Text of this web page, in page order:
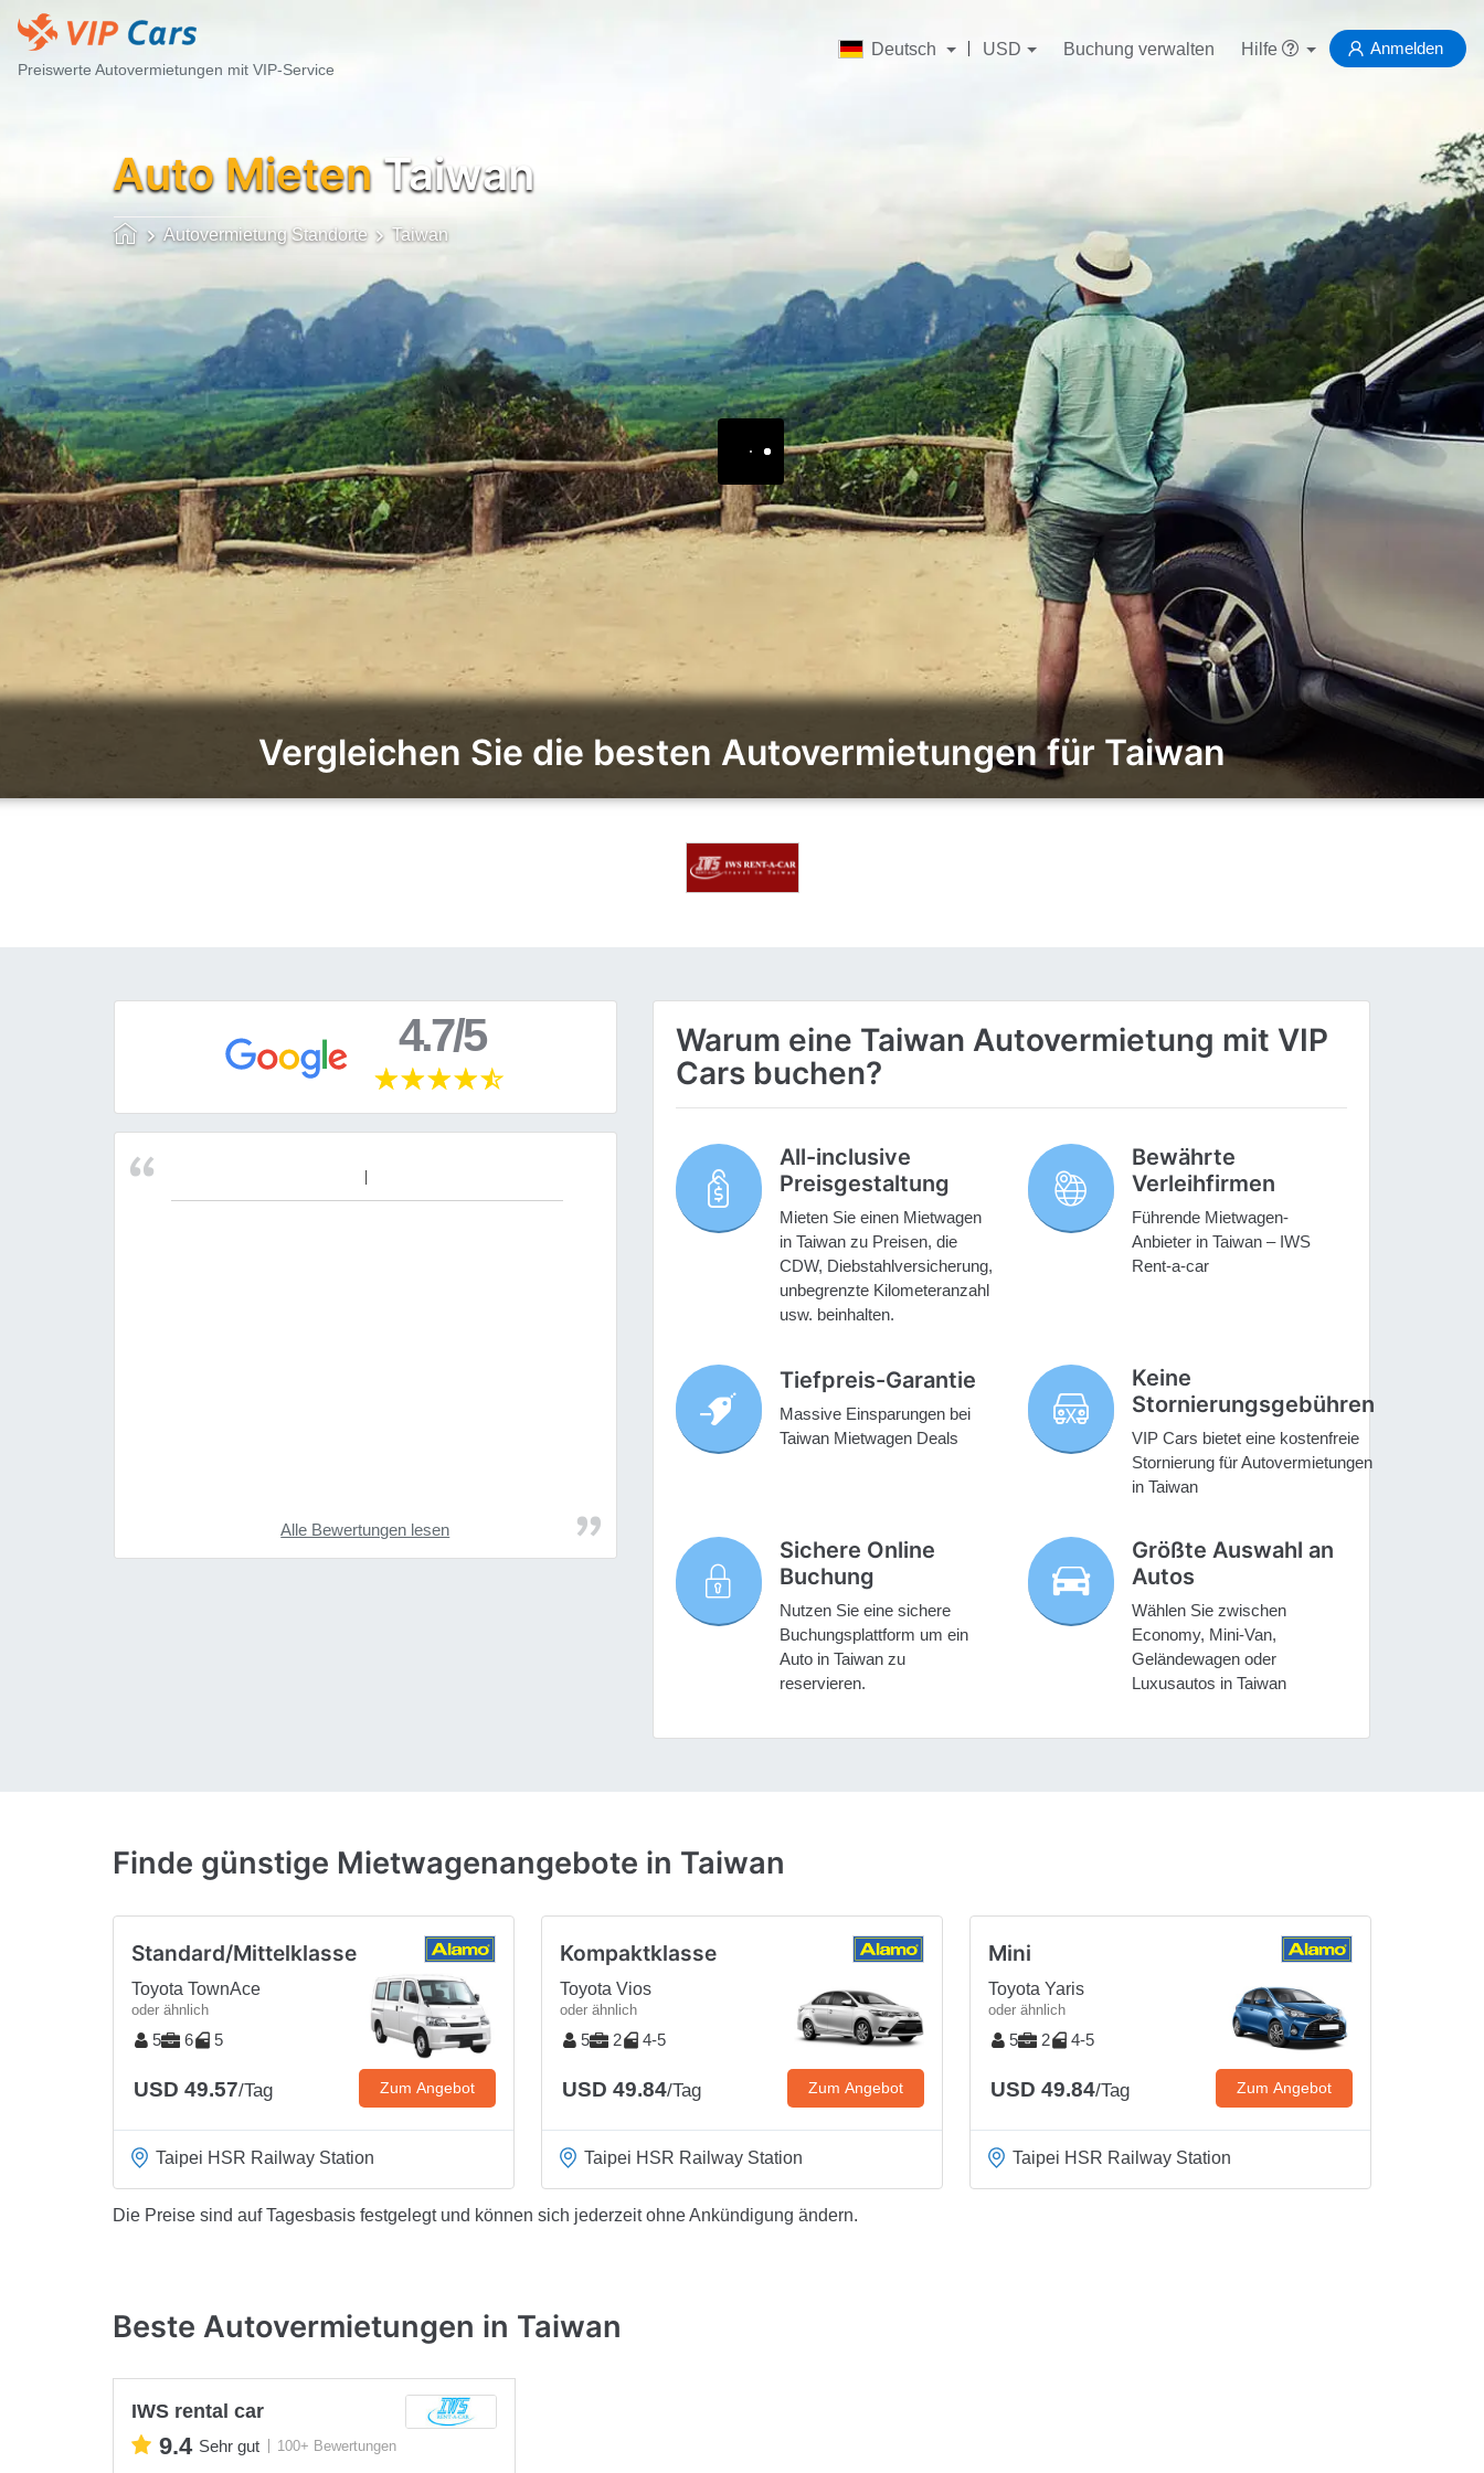
Preiswerte Autovermietungen mit VIP-Service
Deutsch USD Buchung verwalten Hilfe Anmelden
Auto Mieten Taiwan
Autovermietung Standorte Taiwan
Vergleichen Sie die besten Autovermietungen für Taiwan
4.7/5
Alle Bewertungen lesen
Warum eine Taiwan Autovermietung mit VIP
Cars buchen?
All-inclusive
Preisgestaltung
Mieten Sie einen Mietwagen
in Taiwan zu Preisen, die
CDW, Diebstahlversicherung,
unbegrenzte Kilometeranzahl
usw. beinhalten.
Bewährte
Verleihfirmen
Führende Mietwagen-
Anbieter in Taiwan – IWS
Rent-a-car
Tiefpreis-Garantie
Massive Einsparungen bei
Taiwan Mietwagen Deals
Keine
Stornierungsgebühren
VIP Cars bietet eine kostenfreie
Stornierung für Autovermietungen
in Taiwan
Sichere Online
Buchung
Nutzen Sie eine sichere
Buchungsplattform um ein
Auto in Taiwan zu
reservieren.
Größte Auswahl an
Autos
Wählen Sie zwischen
Economy, Mini-Van,
Geländewagen oder
Luxusautos in Taiwan
Finde günstige Mietwagenangebote in Taiwan
Standard/Mittelklasse
Toyota TownAce
oder ähnlich
5 6 5
USD 49.57/Tag Zum Angebot
Taipei HSR Railway Station
Kompaktklasse
Toyota Vios
oder ähnlich
5 2 4-5
USD 49.84/Tag Zum Angebot
Taipei HSR Railway Station
Mini
Toyota Yaris
oder ähnlich
5 2 4-5
USD 49.84/Tag Zum Angebot
Taipei HSR Railway Station
Die Preise sind auf Tagesbasis festgelegt und können sich jederzeit ohne Ankündigung ändern.
Beste Autovermietungen in Taiwan
IWS rental car
9.4 Sehr gut 100+ Bewertungen